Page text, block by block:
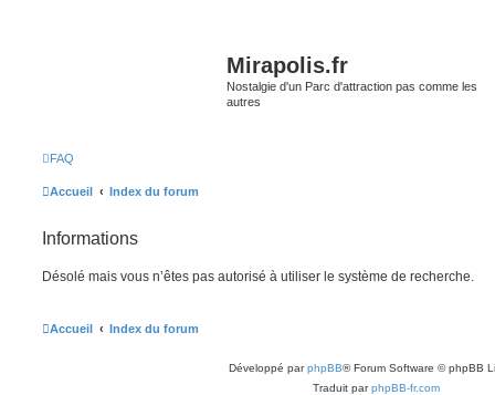
Mirapolis.fr
Nostalgie d'un Parc d'attraction pas comme les
autres
FAQ
Accueil Index du forum
Informations
Désolé mais vous n’êtes pas autorisé à utiliser le système de recherche.
Accueil Index du forum
Développé parphpBB® Forum Software © phpBB
Traduit parphpBB-fr.com